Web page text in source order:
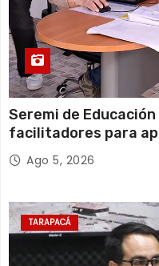
Seremi de
facilitadores para
Escolar 2027
Ago 5, 2026
TARAPACÁ